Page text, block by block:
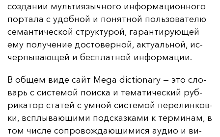
соз­да­нии муль­ти­языч­но­го ин­фор­ма­ци­он­но­го
пор­та­ла с удоб­ной и по­нят­ной поль­зо­ва­те­лю
се­ман­ти­чес­кой струк­ту­рой, га­ран­ти­ру­ющей
ему по­лу­че­ние дос­то­вер­ной, ак­ту­аль­ной, ис­
чер­пы­ва­ющей и бес­плат­ной ин­фор­ма­ции.
В об­щем ви­де сайт Mega dictionary — это сло­
варь с сис­те­мой по­ис­ка и те­ма­ти­чес­кий руб­
ри­ка­тор ста­тей с ум­ной сис­те­мой пе­ре­лин­ков­
ки, всплы­ва­ющи­ми под­сказ­ка­ми к тер­ми­нам, в
том чис­ле соп­ро­вож­да­ющи­ми­ся а­удио и ви­